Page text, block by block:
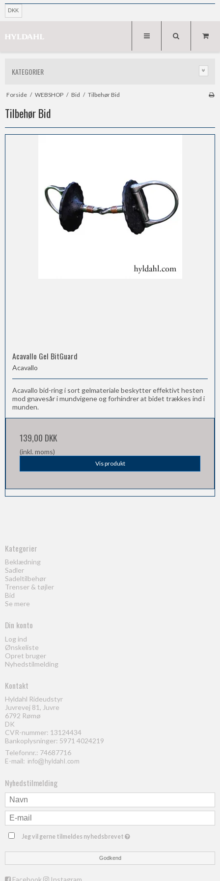
DKK
KATEGORIER
Forside / WEBSHOP / Bid / Tilbehør Bid
Tilbehør Bid
Acavallo Gel BitGuard
Acavallo
Acavallo bid-ring i sort gelmateriale beskytter effektivt hesten
mod gnavesår i mundvigene og forhindrer at bidet trækkes ind i
munden.
139,00 DKK
(inkl. moms)
Vis produkt
Kategorier
Beklædning
Sadler
Sadeltilbehør
Trenser & tøjler
Bid
Se mere
Din konto
Log ind
Ønskeliste
Opret bruger
Nyhedstilmelding
Kontakt
Hyldahl Rideudstyr
Juvrevej 81, Juvre
6792 Rømø
DK
CVR-nummer: 13124434
Bankoplysninger: 5971 4024219
Telefonnr.: 74687716
E-mail:
Nyhedstilmelding
Jeg vil gerne tilmeldes nyhedsbrevet
Godkend